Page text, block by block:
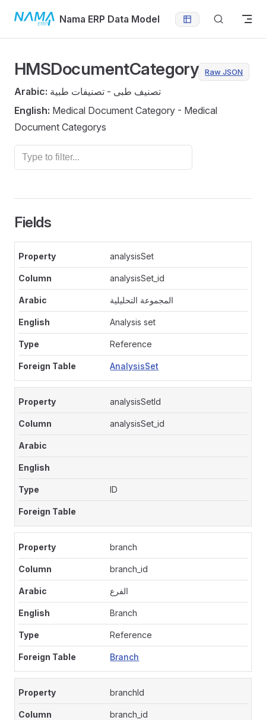
Skip to contentNama ERP Data Model
HMSDocumentCategory Raw JSON
Arabic: تصنيف طبى - تصنيفات طبية
English: Medical Document Category - Medical
Document Categorys
Fields
analysisSet
analysisSet_id
المجموعة التحليلية
Analysis set
Reference
AnalysisSet
analysisSetId
analysisSet_id
ID
branch
branch_id
الفرع
Branch
Reference
Branch
branchId
branch_id